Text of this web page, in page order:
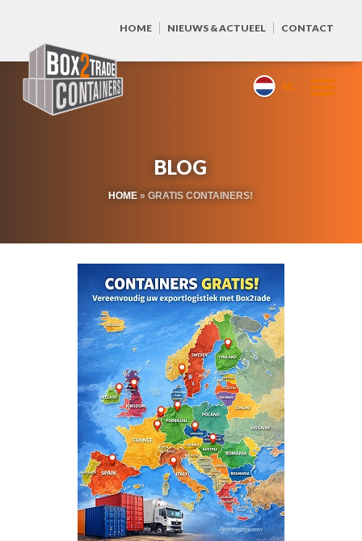
HOME NIEUWS & ACTUEEL CONTACT
NL
BLOG
HOME »GRATIS CONTAINERS!